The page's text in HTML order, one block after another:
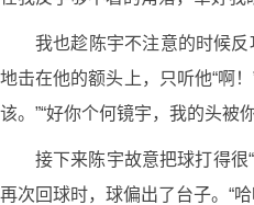
我也趁陈宇不注意的时候
地击在他的额头上，只听他“啊
该。”“好你个何镜宇，我的头被
接下来陈宇故意把球打得
再次回球时，球偏出了台子。“